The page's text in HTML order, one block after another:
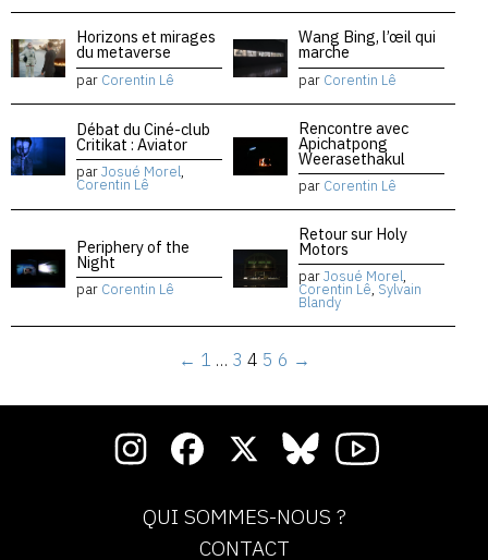
Horizons et mirages
du metaverse
par Corentin Lê
Wang Bing, l’œil qui
marche
par Corentin Lê
Débat du Ciné-club
Critikat : Aviator
parJosué Morel,
Corentin Lê
Rencontre avec
Apichatpong
Weerasethakul
par Corentin Lê
Periphery of the
Night
par Corentin Lê
Retour sur Holy
Motors
parJosué Morel,
Corentin Lê, Sylvain
Blandy
← 1 … 3 4 5 6 →
QUI SOMMES-NOUS ?
CONTACT